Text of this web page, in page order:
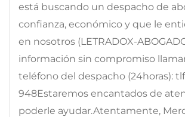
está buscando un despacho de
confianza, económico y que le
en nosotros (LETRADOX-
información sin compromiso
teléfono del despacho (24horas):
948Estaremos encantados de
poderle ayudar.Atentamente,